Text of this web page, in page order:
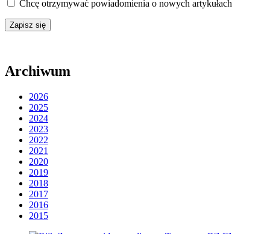
Chcę otrzymywać powiadomienia o nowych artykułach
Archiwum
2026
2025
2024
2023
2022
2021
2020
2019
2018
2017
2016
2015